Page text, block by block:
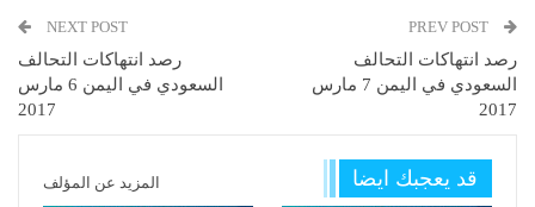
رصد انتهاكات التحالف
السعودي في اليمن 7 مارس
2017
NEXT POST
رصد انتهاكات التحالف
السعودي في اليمن 6 مارس
2017
قد يعجبك ايضا المزيد عن المؤلف